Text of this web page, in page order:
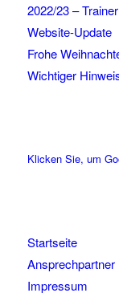
2022/23 –
Website-Update
Frohe
Wichtiger
Klicken Sie, um
Startseite
Ansprechpartner
Impressum